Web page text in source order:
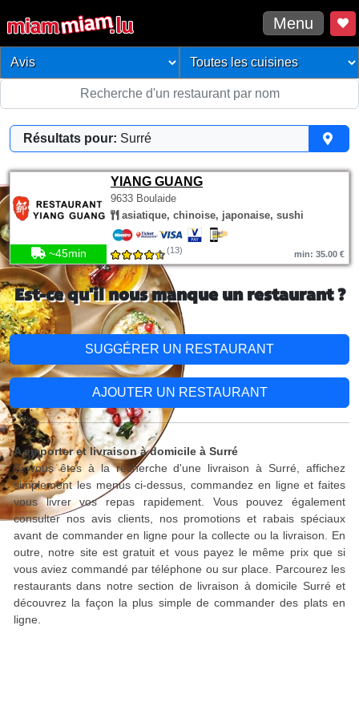
Menu
Résultats pour: Surré
YIANG GUANG
9633 Boulaide
asiatique, chinoise, japonaise, sushi
~45min (13) min: 35.00 €
Est-ce qu'il nous manque un restaurant ?
SUGGÉRER UN RESTAURANT
AJOUTER UN RESTAURANT
A emporter et livraison à domicile à Surré
Si vous êtes à la recherche d'une livraison à Surré, affichez
simplement les menus ci-dessus, commandez en ligne et faites
vous livrer vos repas rapidement. Vous pouvez également
consulter nos avis clients, nos promotions et rabais spéciaux
avant de commander en ligne pour la collecte ou la livraison. En
outre, notre site est gratuit et vous payez le même prix que si
vous aviez commandé par téléphone ou sur place. Parcourez les
restaurants dans notre section de livraison à domicile Surré et
découvrez la façon la plus simple de commander des plats en
ligne.